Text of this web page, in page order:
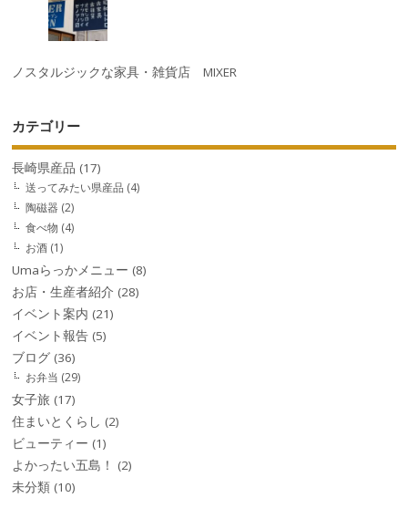
ノスタルジックな家具・雑貨店 MIXER
カテゴリー
長崎県産品 (17)
送ってみたい県産品 (4)
陶磁器 (2)
食べ物 (4)
お酒 (1)
Umaらっかメニュー (8)
お店・生産者紹介 (28)
イベント案内 (21)
イベント報告 (5)
ブログ (36)
お弁当 (29)
女子旅 (17)
住まいとくらし (2)
ビューティー (1)
よかったい五島！
(2)
未分類 (10)